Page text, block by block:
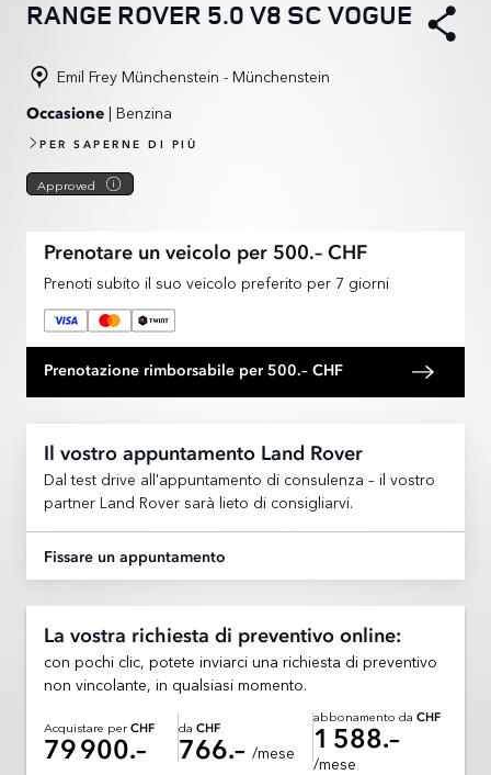
RANGE ROVER 5.0 V8 SC VOGUE
Emil Frey Münchenstein - Münchenstein
Occasione | Benzina
PER SAPERNE DI PIÙ
Approved
Prenotare un veicolo per 500.– CHF
Prenoti subito il suo veicolo preferito per 7 giorni
Prenotazione rimborsabile per 500.– CHF
Il vostro appuntamento Land Rover
Dal test drive all'appuntamento di consulenza – il vostro
partner Land Rover sarà lieto di consigliarvi.
Fissare un appuntamento
La vostra richiesta di preventivo online:
con pochi clic, potete inviarci una richiesta di preventivo
non vincolante, in qualsiasi momento.
Acquistare per CHF
79 900.–
da CHF
766.– /mese
abbonamento da CHF
1 588.–
/mese